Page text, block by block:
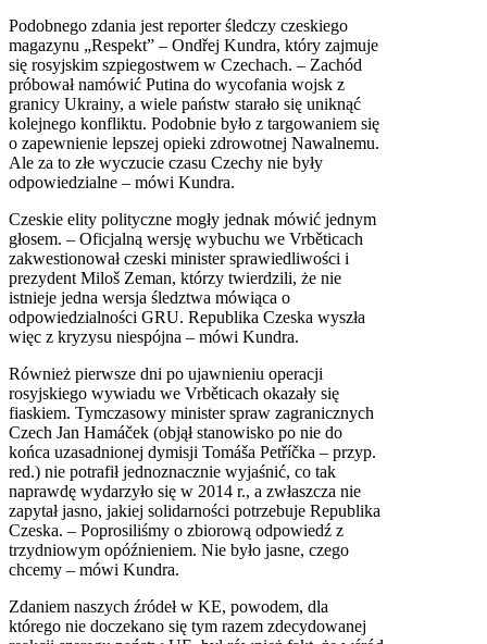
Podobnego zdania jest reporter śledczy czeskiego
magazynu „Respekt” – Ondřej Kundra, który zajmuje
się rosyjskim szpiegostwem w Czechach. – Zachód
próbował namówić Putina do wycofania wojsk z
granicy Ukrainy, a wiele państw starało się uniknąć
kolejnego konfliktu. Podobnie było z targowaniem się
o zapewnienie lepszej opieki zdrowotnej Nawalnemu.
Ale za to złe wyczucie czasu Czechy nie były
odpowiedzialne – mówi Kundra.
Czeskie elity polityczne mogły jednak mówić jednym
głosem. – Oficjalną wersję wybuchu we Vrběticach
zakwestionował czeski minister sprawiedliwości i
prezydent Miloš Zeman, którzy twierdzili, że nie
istnieje jedna wersja śledztwa mówiąca o
odpowiedzialności GRU. Republika Czeska wyszła
więc z kryzysu niespójna – mówi Kundra.
Również pierwsze dni po ujawnieniu operacji
rosyjskiego wywiadu we Vrběticach okazały się
fiaskiem. Tymczasowy minister spraw zagranicznych
Czech Jan Hamáček (objął stanowisko po nie do
końca uzasadnionej dymisji Tomáša Petříčka – przyp.
red.) nie potrafił jednoznacznie wyjaśnić, co tak
naprawdę wydarzyło się w 2014 r., a zwłaszcza nie
zapytał jasno, jakiej solidarności potrzebuje Republika
Czeska. – Poprosiliśmy o zbiorową odpowiedź z
trzydniowym opóźnieniem. Nie było jasne, czego
chcemy – mówi Kundra.
Zdaniem naszych źródeł w KE, powodem, dla
którego nie doczekano się tym razem zdecydowanej